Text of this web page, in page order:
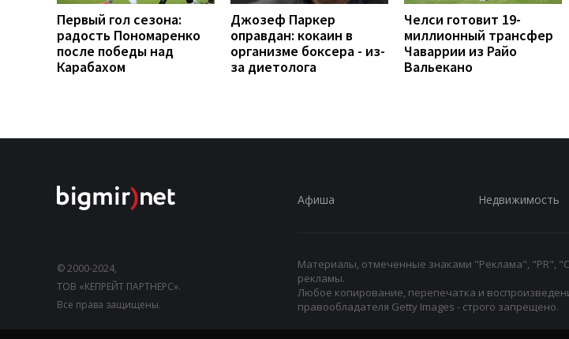
Первый гол сезона:
радость Пономаренко
после победы над
Карабахом
Джозеф Паркер
оправдан: кокаин в
организме боксера - из-
за диетолога
Челси готовит 19-
миллионный трансфер
Чаваррии из Райо
Вальекано
© 2000-2024,
ТОВ «КЕПРЕЙТ ПАРТНЕРС».
Все права защищены.
Афиша Недвижимость
Материалы, отмеченные знаками "Реклама", "PR",
рекламы.
Любое копирование, перепечатка и
правообладателя Getty Images - строго запрещено.